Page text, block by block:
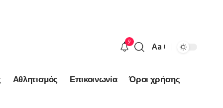
9
Font
Aa
Αθλητισμός Επικοινωνία Όροι χρήσης